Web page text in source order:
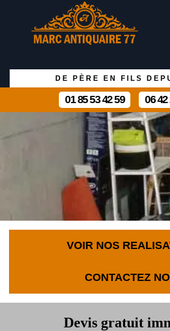
DE PÈRE EN FILS
01 85 53 42 59 06 42
VOIR NOS
CONTACTEZ
Devis gratuit